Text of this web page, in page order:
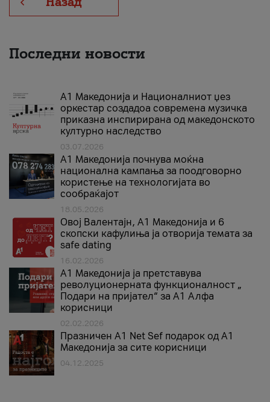
Последни новости
А1 Македонија и Националниот џез
оркестар создадоа современа музичка
приказна инспирирана од македонското
културно наследство
03.07.2026
A1 Македонија почнува моќна
национална кампања за поодговорно
користење на технологијата во
сообраќајот
18.05.2026
Овој Валентајн, A1 Македонија и 6
скопски кафулиња ја отворија темата за
safe dating
16.02.2026
А1 Македонија ја претставува
револуционерната функционалност „
Подари на пријател“ за А1 Алфа
корисници
02.02.2026
Празничен A1 Net Sеf подарок од А1
Македонија за сите корисници
04.12.2025